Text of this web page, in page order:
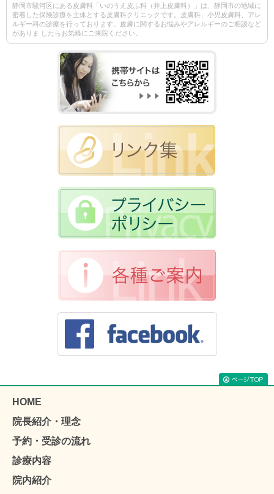
静岡市駿河区にある皮膚科「いのうえ皮ふ科（井上皮膚科）」は、静岡市の地域に
密着した保険診療を主体とする皮膚科クリニックです。皮膚科、小児皮膚科、アレ
ルギー科の診療を行っております。皮膚に関するお悩みやアレルギーのご相談など
がありま したらお気軽にご来院ください。
HOME
院長紹介・理念
予約・受診の流れ
診療内容
院内紹介